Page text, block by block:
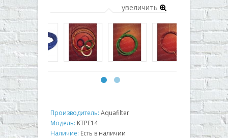
увеличить
Производитель: Aquafilter
Модель: KTPE14
Наличие: Есть в наличии